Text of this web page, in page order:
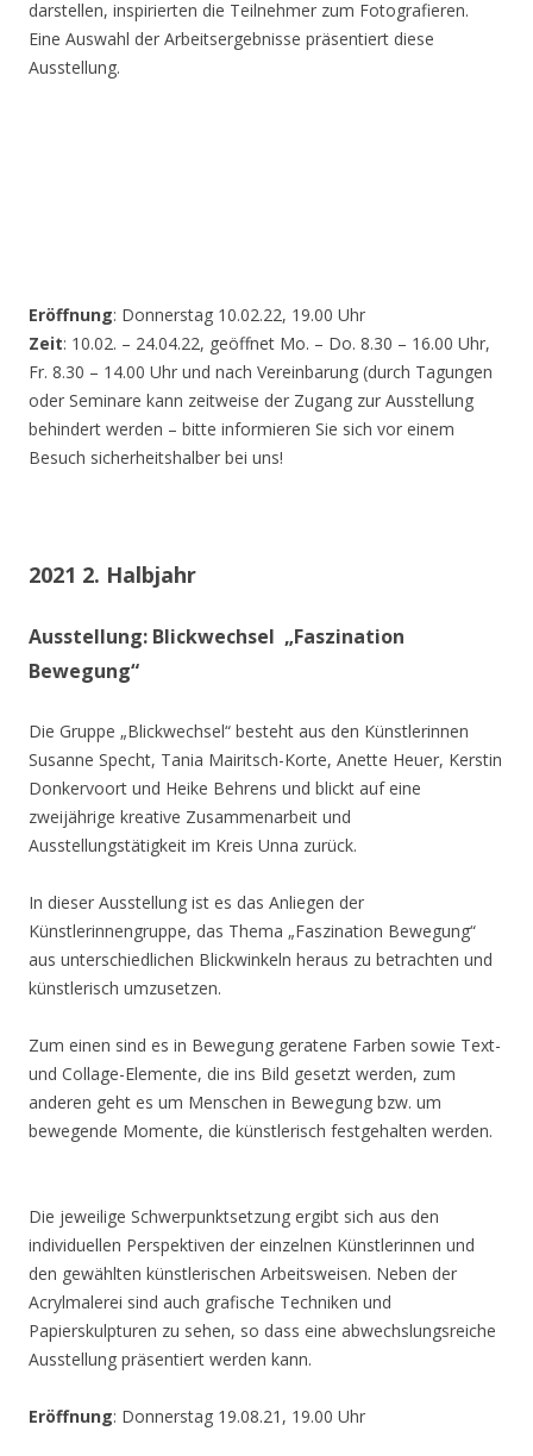
darstellen, inspirierten die Teilnehmer zum Fotografieren.
Eine Auswahl der Arbeitsergebnisse präsentiert diese
Ausstellung.
Eröffnung: Donnerstag 10.02.22, 19.00 Uhr
Zeit: 10.02. – 24.04.22, geöffnet Mo. – Do. 8.30 – 16.00 Uhr,
Fr. 8.30 – 14.00 Uhr und nach Vereinbarung (durch Tagungen
oder Seminare kann zeitweise der Zugang zur Ausstellung
behindert werden – bitte informieren Sie sich vor einem
Besuch sicherheitshalber bei uns!
2021 2. Halbjahr
Ausstellung: Blickwechsel „Faszination
Bewegung“
Die Gruppe „Blickwechsel“ besteht aus den Künstlerinnen
Susanne Specht, Tania Mairitsch-Korte, Anette Heuer, Kerstin
Donkervoort und Heike Behrens und blickt auf eine
zweijährige kreative Zusammenarbeit und
Ausstellungstätigkeit im Kreis Unna zurück.
In dieser Ausstellung ist es das Anliegen der
Künstlerinnengruppe, das Thema „Faszination Bewegung“
aus unterschiedlichen Blickwinkeln heraus zu betrachten und
künstlerisch umzusetzen.
Zum einen sind es in Bewegung geratene Farben sowie Text-
und Collage-Elemente, die ins Bild gesetzt werden, zum
anderen geht es um Menschen in Bewegung bzw. um
bewegende Momente, die künstlerisch festgehalten werden.
Die jeweilige Schwerpunktsetzung ergibt sich aus den
individuellen Perspektiven der einzelnen Künstlerinnen und
den gewählten künstlerischen Arbeitsweisen. Neben der
Acrylmalerei sind auch grafische Techniken und
Papierskulpturen zu sehen, so dass eine abwechslungsreiche
Ausstellung präsentiert werden kann.
Eröffnung: Donnerstag 19.08.21, 19.00 Uhr